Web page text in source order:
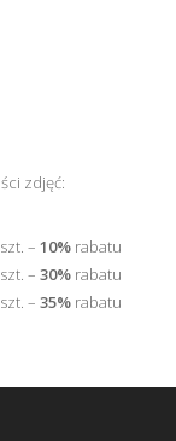
zdjęć:
szt. –10% rabatu
szt. –30% rabatu
–35% rabatu